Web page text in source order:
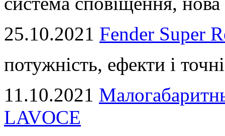
25.10.2021 Fender Super
потужність, ефекти і
11.10.2021
LAVOCE